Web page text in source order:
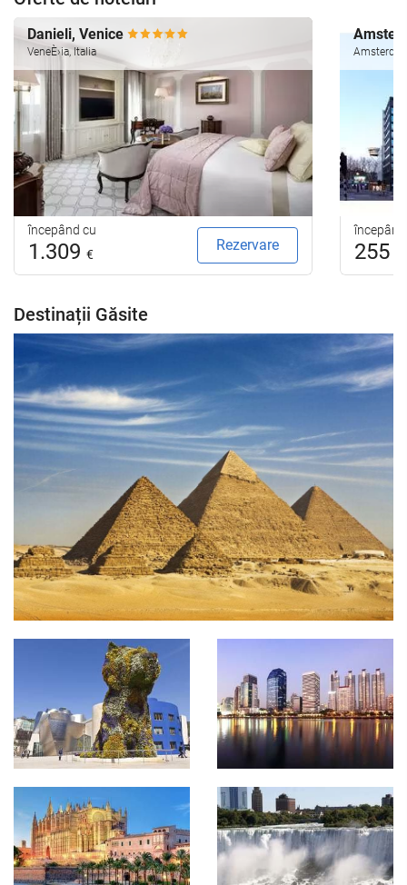
Danieli, Venice
VeneÈ›ia, Italia
începând cu
1.309€
Rezervare 255
Destinații Găsite